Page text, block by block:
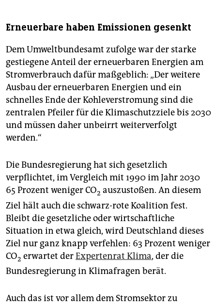
Erneuerbare haben Emissionen gesenkt
Dem Umweltbundesamt zufolge war der starke
gestiegene Anteil der erneuerbaren Energien am
Stromverbrauch dafür maßgeblich: „Der weitere
Ausbau der erneuerbaren Energien und ein
schnelles Ende der Kohleverstromung sind die
zentralen Pfeiler für die Klimaschutzziele bis 2030
und müssen daher unbeirrt weiterverfolgt
werden.“
Die Bundesregierung hat sich gesetzlich
verpflichtet, im Vergleich mit 1990 im Jahr 2030
65 Prozent weniger CO2 auszustoßen. An diesem
Ziel hält auch die schwarz-rote Koalition fest.
Bleibt die gesetzliche oder wirtschaftliche
Situation in etwa gleich, wird Deutschland dieses
Ziel nur ganz knapp verfehlen: 63 Prozent weniger
CO2 erwartet derExpertenrat Klima, der die
Bundesregierung in Klimafragen berät.
Auch das ist vor allem dem Stromsektor zu